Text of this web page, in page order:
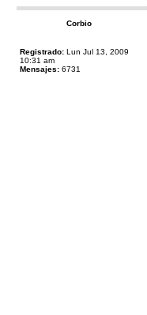
Corbio
Registrado: Lun Jul 13, 2009
10:31 am
Mensajes: 6731